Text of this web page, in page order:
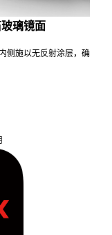
璃镜面
侧施以无反射涂层，确